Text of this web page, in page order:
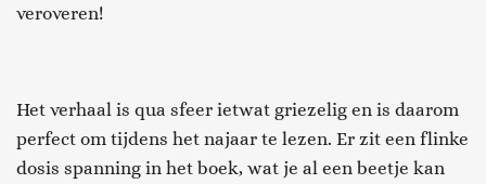
veroveren!
Het verhaal is qua sfeer ietwat griezelig en is daarom
perfect om tijdens het najaar te lezen. Er zit een flinke
dosis spanning in het boek, wat je al een beetje kan